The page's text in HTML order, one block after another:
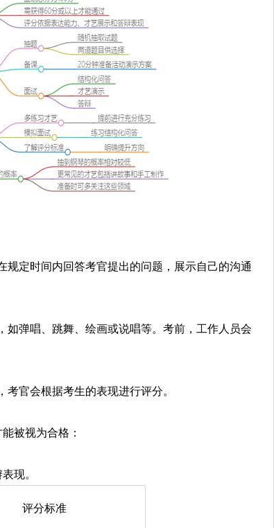
定时间内回答考官提出的问题，展示自己的沟通
如弹唱、跳舞、绘画或说唱等。考前，工作人员会
官会根据考生的表现进行评分。
被视为合格：
现。
评分标准